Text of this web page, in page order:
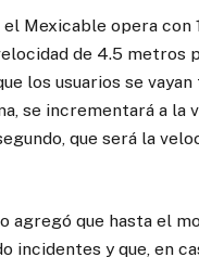
Mexicable opera con
de 4.5 metros
los usuarios se
se incrementará a la
que será la
agregó que hasta el
incidentes y que, en